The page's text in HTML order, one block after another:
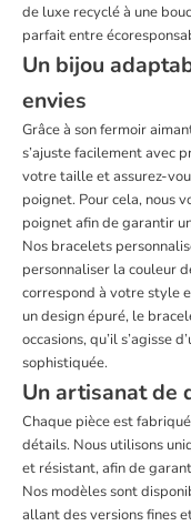
de luxe recyclé à une
parfait entre
Un bijou
envies
Grâce à son fermoir
s’ajuste facilement avec
votre taille et assurez-
poignet. Pour cela, nous
poignet afin de garantir
Nos bracelets
personnaliser la couleur
correspond à votre style
un design épuré, le
occasions, qu’il s’agisse
sophistiquée.
Un artisanat de
Chaque pièce est
détails. Nous utilisons
et résistant, afin de
Nos modèles sont
allant des versions fines